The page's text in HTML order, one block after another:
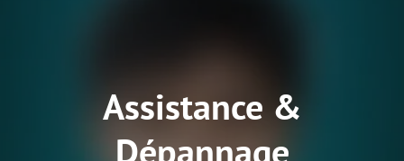
Assistance &
Dépannage